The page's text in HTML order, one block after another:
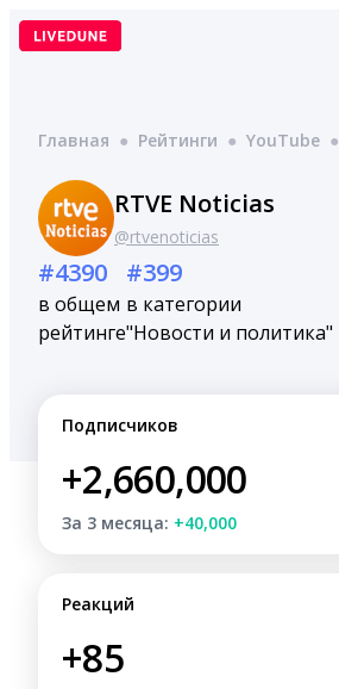
Перейти
Главная ● Рейтинги ● YouTube ●
RTVE Noticias
@rtvenoticias
#4390
в общем
рейтинге
#399
в категории
"Новости и политика"
Подписчиков
+2,660,000
За 3 месяца: +40,000
Реакций
+85